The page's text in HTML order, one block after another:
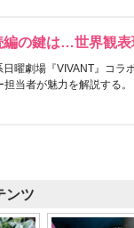
編の鍵は…世界観
曜劇場『VIVANT』コラ
当者が魅力を解説する。
ンツ